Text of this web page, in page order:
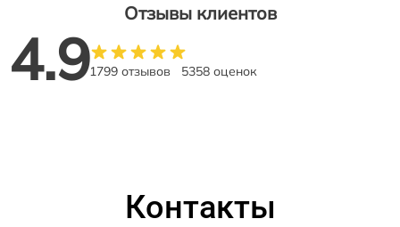
Отзывы клиентов
4.91799 отзывов 5358 оценок
Контакты